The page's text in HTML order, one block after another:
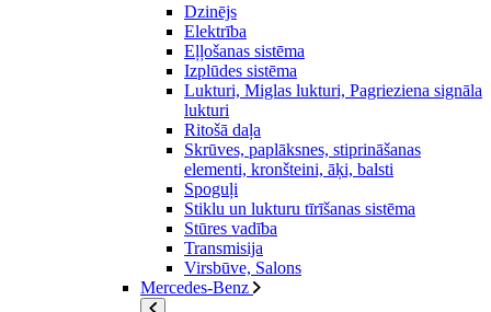
Dzinējs
Elektrība
Eļļošanas sistēma
Izplūdes sistēma
Lukturi, Miglas lukturi, Pagrieziena signāla
lukturi
Ritošā daļa
Skrūves, paplāksnes, stiprināšanas
elementi, kronšteini, āķi, balsti
Spoguļi
Stiklu un lukturu tīrīšanas sistēma
Stūres vadība
Transmisija
Virsbūve, Salons
Mercedes-Benz